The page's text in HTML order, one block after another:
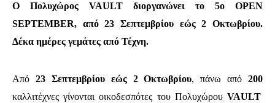
Ο Πολυχώρος VAULT διοργανώνει το 5ο OPEN
SEPTEMBER, από23 Σεπτεμβρίου εώς 2 Οκτωβρίου.
Δέκα ημέρες γεμάτες από Τέχνη.
Από 23 Σεπτεμβρίου εώς 2 Οκτωβρίου, πάνω από 200
καλλιτέχνες γίνονται οικοδεσπότες του Πολυχώρου VAULT